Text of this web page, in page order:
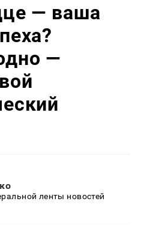
— ваша
—
ленты новостей